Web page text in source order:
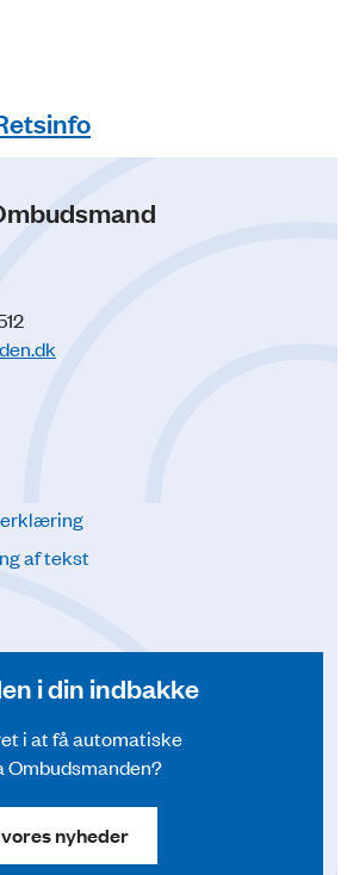
af tekst
i din indbakke
i at få automatiske
Ombudsmanden?
nyheder